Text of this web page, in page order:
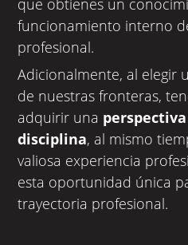
que obtienes un
funcionamiento interno
profesional.
Adicionalmente, al elegir
de nuestras fronteras,
adquirir una
disciplina, al mismo
valiosa experiencia
esta oportunidad única
trayectoria profesional.